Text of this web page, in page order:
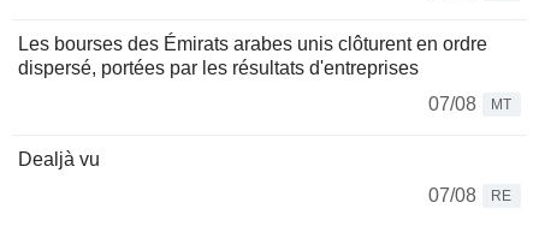
Les bourses des Émirats arabes unis clôturent en ordre
dispersé, portées par les résultats d'entreprises
07/08
MT
Dealjà vu
07/08
RE